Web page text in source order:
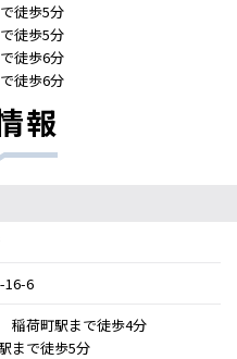
徒歩5分
徒歩5分
徒歩6分
徒歩6分
報
16-6
稲荷町駅まで徒歩4分
まで徒歩5分